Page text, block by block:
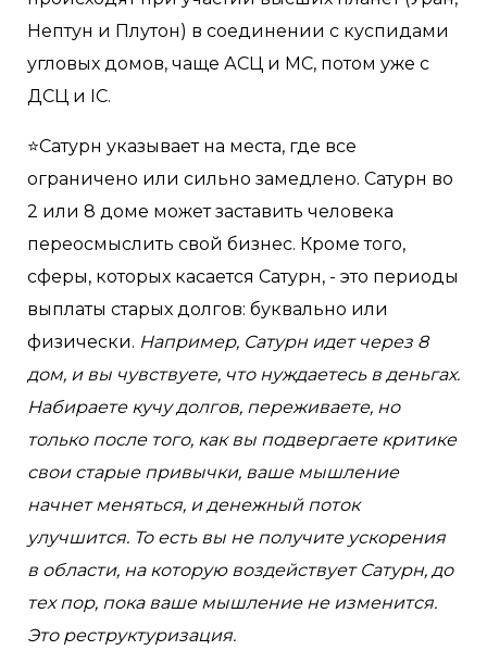
Нептун и Плутон) в соединении с куспидами
угловых домов, чаще АСЦ и МС, потом уже с
ДСЦ и IC.
⭐️Сатурн указывает на места, где все
ограничено или сильно замедлено. Сатурн во
2 или 8 доме может заставить человека
переосмыслить свой бизнес. Кроме того,
сферы, которых касается Сатурн, - это периоды
выплаты старых долгов: буквально или
физически. Например, Сатурн идет через 8
дом, и вы чувствуете, что нуждаетесь в деньгах.
Набираете кучу долгов, переживаете, но
только после того, как вы подвергаете критике
свои старые привычки, ваше мышление
начнет меняться, и денежный поток
улучшится. То есть вы не получите ускорения
в области, на которую воздействует Сатурн, до
тех пор, пока ваше мышление не изменится.
Это реструктуризация.